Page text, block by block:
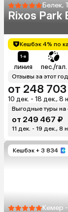
Белек,
Rixos Park
Кешбэк 4% по
линия пес./гал.
Отзывы за этот год
от 248
10 дек. - 18 дек., 8
Выгодные туры на
от 249 467 ₽
11 дек. - 19 дек., 8
Кешбэк + 3 834
Кемер